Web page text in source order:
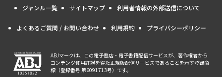
ジャンル一覧 サイトマップ 利用者情報の外部送信について
よくあるご質問 / お問い合わせ 利用規約 プライバシーポリシー
ABJマークは、この電子書店・電子書籍配信サービスが、著作権者から
コンテンツ使用許諾を得た正規版配信サービスであることを示す登録商
標（登録番号 第6091713号）です。